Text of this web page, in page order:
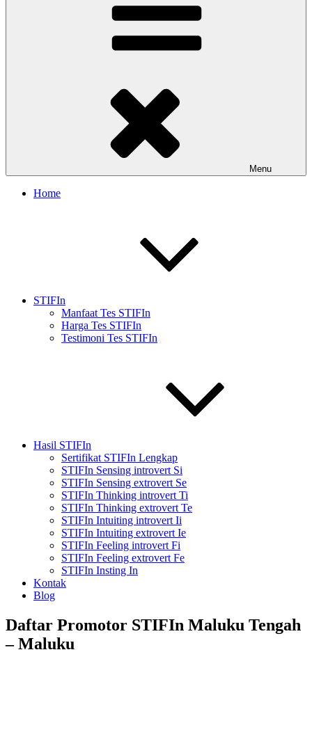
Menu
Home
STIFIn
Manfaat Tes STIFIn
Harga Tes STIFIn
Testimoni Tes STIFIn
Hasil STIFIn
Sertifikat STIFIn Lengkap
STIFIn Sensing introvert Si
STIFIn Sensing extrovert Se
STIFIn Thinking introvert Ti
STIFIn Thinking extrovert Te
STIFIn Intuiting introvert Ii
STIFIn Intuiting extrovert Ie
STIFIn Feeling introvert Fi
STIFIn Feeling extrovert Fe
STIFIn Insting In
Kontak
Blog
Daftar Promotor STIFIn Maluku Tengah
– Maluku